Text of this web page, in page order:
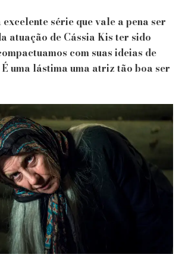
série que vale a pena ser
atuação de Cássia Kis ter sido
com suas ideias de
uma lástima uma atriz tão boa ser